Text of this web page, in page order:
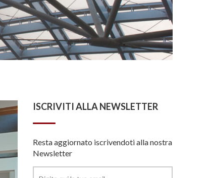
ISCRIVITI ALLA NEWSLETTER
Resta aggiornato iscrivendoti alla nostra
Newsletter